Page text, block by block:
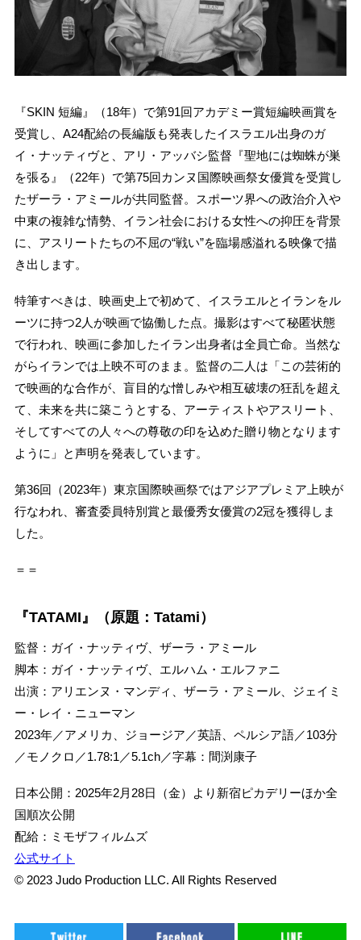
『SKIN 短編』（18年）で第91回アカデミー賞短編映画賞を
受賞し、A24配給の長編版も発表したイスラエル出身のガ
イ・ナッティヴと、アリ・アッバシ監督『聖地には蜘蛛が巣
を張る』（22年）で第75回カンヌ国際映画祭女優賞を受賞し
たザーラ・アミールが共同監督。スポーツ界への政治介入や
中東の複雑な情勢、イラン社会における女性への抑圧を背景
に、アスリートたちの不屈の“戦い”を臨場感溢れる映像で描
き出します。
特筆すべきは、映画史上で初めて、イスラエルとイランをル
ーツに持つ2人が映画で協働した点。撮影はすべて秘匿状態
で行われ、映画に参加したイラン出身者は全員亡命。当然な
がらイランでは上映不可のまま。監督の二人は「この芸術的
で映画的な合作が、盲目的な憎しみや相互破壊の狂乱を超え
て、未来を共に築こうとする、アーティストやアスリート、
そしてすべての人々への尊敬の印を込めた贈り物となります
ように」と声明を発表しています。
第36回（2023年）東京国際映画祭ではアジアプレミア上映が
行なわれ、審査委員特別賞と最優秀女優賞の2冠を獲得しま
した。
＝＝
『TATAMI』（原題：Tatami）
監督：ガイ・ナッティヴ、ザーラ・アミール
脚本：ガイ・ナッティヴ、エルハム・エルファニ
出演：アリエンヌ・マンディ、ザーラ・アミール、ジェイミ
ー・レイ・ニューマン
2023年／アメリカ、ジョージア／英語、ペルシア語／103分
／モノクロ／1.78:1／5.1ch／字幕：間渕康子
日本公開：2025年2月28日（金）より新宿ピカデリーほか全
国順次公開
配給：ミモザフィルムズ
公式サイト
© 2023 Judo Production LLC. All Rights Reserved